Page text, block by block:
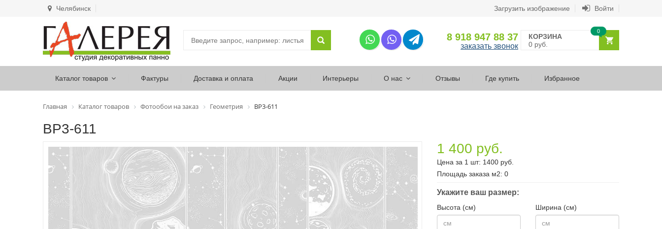
Челябинск Загрузить изображение Войти
8 918 947 88 37
заказать звонок
КОРЗИНА
0 руб.
0
Каталог товаров Фактуры Доставка и оплата Акции Интерьеры О нас Отзывы Где купить Избранное
Главная Каталог товаров Фотообои на заказ Геометрия ВР3-611
ВР3-611
1 400 руб.
Цена за 1 шт: 1400 руб.
Площадь заказа м2: 0
Укажите ваш размер:
Высота (см) Ширина (см)